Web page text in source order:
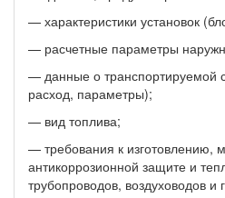
— характеристики установок
— расчетные параметры
— данные о транспортируемой
расход, параметры);
— вид топлива;
— требования к изготовлению,
антикоррозионной защите и
трубопроводов, воздуховодов и